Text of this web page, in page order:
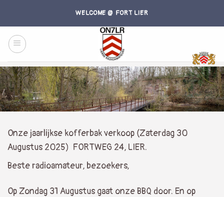
content
WELCOME @ FORT LIER
Onze jaarlijkse kofferbak verkoop (Zaterdag 30
Augustus 2025) FORTWEG 24, LIER.
Beste radioamateur, bezoekers,
Op Zondag 31 Augustus gaat onze BBQ door. En op